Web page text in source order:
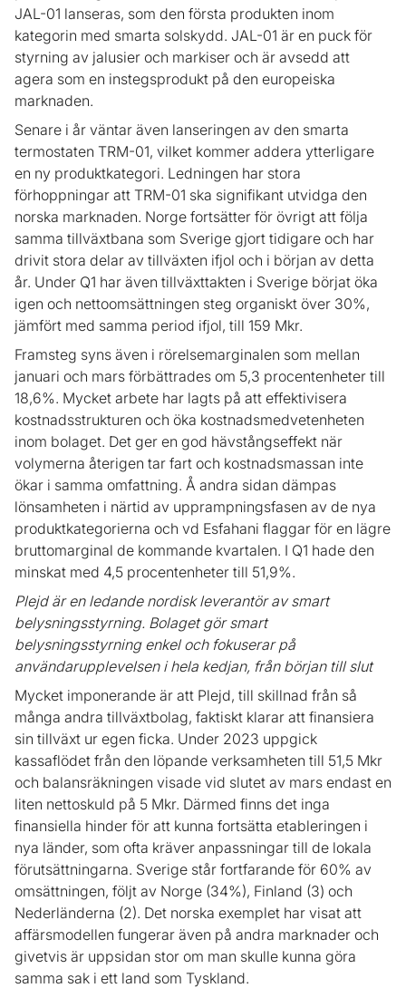
JAL-01 lanseras, som den första produkten inom
kategorin med smarta solskydd. JAL-01 är en puck för
styrning av jalusier och markiser och är avsedd att
agera som en instegsprodukt på den europeiska
marknaden.
Senare i år väntar även lanseringen av den smarta
termostaten TRM-01, vilket kommer addera ytterligare
en ny produktkategori. Ledningen har stora
förhoppningar att TRM-01 ska signifikant utvidga den
norska marknaden. Norge fortsätter för övrigt att följa
samma tillväxtbana som Sverige gjort tidigare och har
drivit stora delar av tillväxten ifjol och i början av detta
år. Under Q1 har även tillväxttakten i Sverige börjat öka
igen och nettoomsättningen steg organiskt över 30%,
jämfört med samma period ifjol, till 159 Mkr.
Framsteg syns även i rörelsemarginalen som mellan
januari och mars förbättrades om 5,3 procentenheter till
18,6%. Mycket arbete har lagts på att effektivisera
kostnadsstrukturen och öka kostnadsmedvetenheten
inom bolaget. Det ger en god hävstångseffekt när
volymerna återigen tar fart och kostnadsmassan inte
ökar i samma omfattning. Å andra sidan dämpas
lönsamheten i närtid av upprampningsfasen av de nya
produktkategorierna och vd Esfahani flaggar för en lägre
bruttomarginal de kommande kvartalen. I Q1 hade den
minskat med 4,5 procentenheter till 51,9%.
Plejd är en ledande nordisk leverantör av smart
belysningsstyrning. Bolaget gör smart
belysningsstyrning enkel och fokuserar på
användarupplevelsen i hela kedjan, från början till slut
Mycket imponerande är att Plejd, till skillnad från så
många andra tillväxtbolag, faktiskt klarar att finansiera
sin tillväxt ur egen ficka. Under 2023 uppgick
kassaflödet från den löpande verksamheten till 51,5 Mkr
och balansräkningen visade vid slutet av mars endast en
liten nettoskuld på 5 Mkr. Därmed finns det inga
finansiella hinder för att kunna fortsätta etableringen i
nya länder, som ofta kräver anpassningar till de lokala
förutsättningarna. Sverige står fortfarande för 60% av
omsättningen, följt av Norge (34%), Finland (3) och
Nederländerna (2). Det norska exemplet har visat att
affärsmodellen fungerar även på andra marknader och
givetvis är uppsidan stor om man skulle kunna göra
samma sak i ett land som Tyskland.